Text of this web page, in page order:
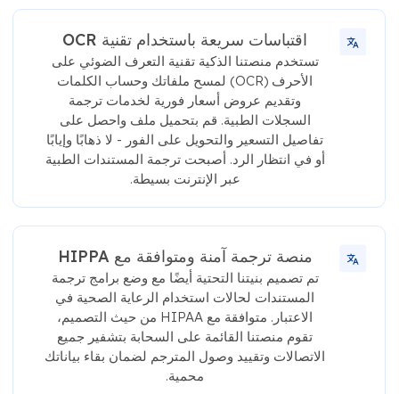
اقتباسات سريعة باستخدام تقنية OCR
تستخدم منصتنا الذكية تقنية التعرف الضوئي على
الأحرف (OCR) لمسح ملفاتك وحساب الكلمات
وتقديم عروض أسعار فورية لخدمات ترجمة
السجلات الطبية. قم بتحميل ملف واحصل على
تفاصيل التسعير والتحويل على الفور - لا ذهابًا وإيابًا
أو في انتظار الرد. أصبحت ترجمة المستندات الطبية
عبر الإنترنت بسيطة.
منصة ترجمة آمنة ومتوافقة مع HIPPA
تم تصميم بنيتنا التحتية أيضًا مع وضع برامج ترجمة
المستندات لحالات استخدام الرعاية الصحية في
الاعتبار. متوافقة مع HIPAA من حيث التصميم،
تقوم منصتنا القائمة على السحابة بتشفير جميع
الاتصالات وتقييد وصول المترجم لضمان بقاء بياناتك
محمية.